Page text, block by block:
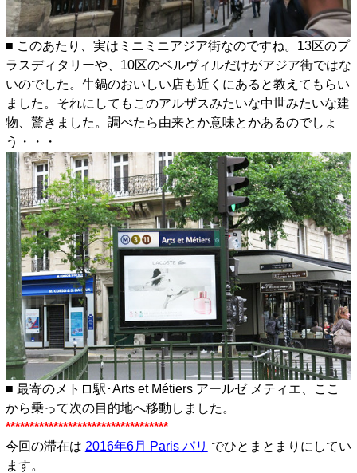
■ このあたり、実はミニミニアジア街なのですね。13区のプ
ラスディタリーや、10区のベルヴィルだけがアジア街ではな
いのでした。牛鍋のおいしい店も近くにあると教えてもらい
ました。それにしてもこのアルザスみたいな中世みたいな建
物、驚きました。調べたら由来とか意味とかあるのでしょ
う・・・
■ 最寄のメトロ駅･Arts et Métiers アールゼ メティエ、ここ
から乗って次の目的地へ移動しました。
**********************************
今回の滞在は 2016年6月 Paris パリ でひとまとまりにしてい
ます。